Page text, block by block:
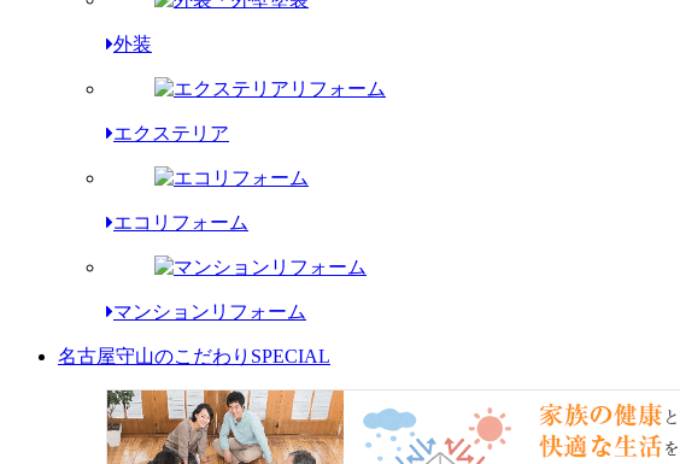
外装
エクステリア
エコリフォーム
マンションリフォーム
名古屋守山のこだわり SPECIAL